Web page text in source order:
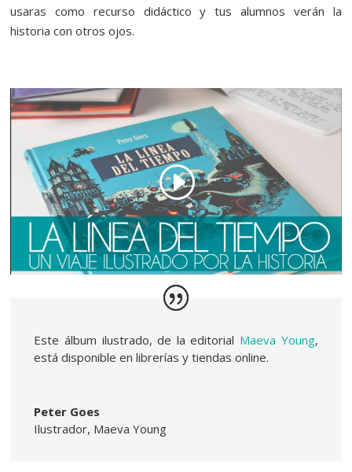
usaras como recurso didáctico y tus alumnos verán la
historia con otros ojos.
Este álbum ilustrado, de la editorial Maeva Young,
está disponible en librerías y tiendas online.
Peter Goes
Ilustrador, Maeva Young